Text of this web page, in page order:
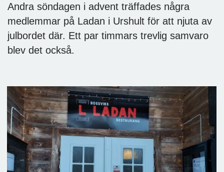
Andra söndagen i advent träffades några
medlemmar på Ladan i Urshult för att njuta av
julbordet där. Ett par timmars trevlig samvaro
blev det också.